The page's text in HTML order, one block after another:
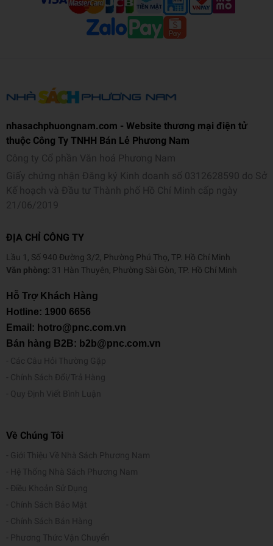
nhasachphuongnam.com - Website thương mại điện tử
thuộc Công Ty TNHH Bán Lẻ Phương Nam
Công ty Cổ phần Văn hoá Phương Nam
Giấy chứng nhận Đăng ký Kinh doanh số 0312628590 do Sở
Kế hoạch và Đầu tư Thành phố Hồ Chí Minh cấp ngày
21/06/2019
ĐỊA CHỈ CÔNG TY
Lầu 1, Số 940 Đường 3/2, Phường Phú Thọ, TP. Hồ Chí Minh
Văn phòng: 31 Hàn Thuyên, Phường Sài Gòn, TP. Hồ Chí Minh
Hỗ Trợ Khách Hàng
Hotline: 1900 6656
Email: hotro@pnc.com.vn
Bán hàng B2B: b2b@pnc.com.vn
Các Câu Hỏi Thường Gặp
Chính Sách Đổi/Trả Hàng
Quy Định Viết Bình Luận
Về Chúng Tôi
Giới Thiệu Về Nhà Sách Phương Nam
Hệ Thống Nhà Sách Phương Nam
Điều Khoản Sử Dụng
Chính Sách Bảo Mật
Chính Sách Bán Hàng
Phương Thức Vận Chuyển